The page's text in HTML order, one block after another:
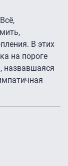
В этих
на пороге
назвавшаяся